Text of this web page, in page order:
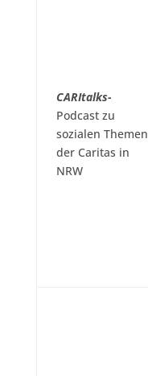
CARItalks-
Podcast zu
sozialen Themen
der Caritas in
NRW